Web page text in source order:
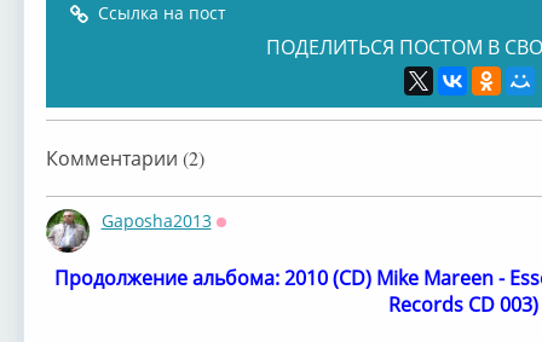
Ссылка на пост
ПОДЕЛИТЬСЯ ПОСТОМ В
Комментарии (2)
Gaposha2013
Продолжение альбома: ⁣2010 (CD) Mike Mareen -
Records CD 003)